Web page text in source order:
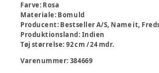
Farve: Rosa
Materiale: Bomuld
Producent: Bestseller A/S, Name it,
Produktionsland: Indien
Tøj størrelse:92 cm / 24 mdr.
Varenummer: 384669